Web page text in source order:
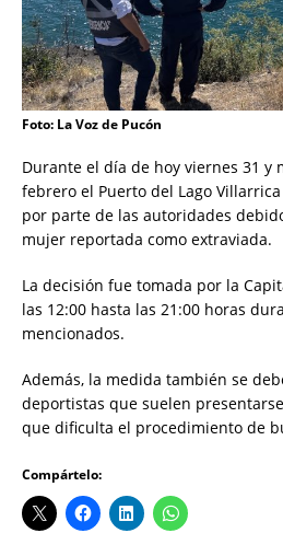
Foto: La Voz de Pucón
Durante el día de hoy viernes 31 y
febrero el Puerto del Lago
por parte de las autoridades
mujer reportada como extraviada.
La decisión fue tomada por la
las 12:00 hasta las 21:00 horas
mencionados.
Además, la medida también se
deportistas que suelen
que dificulta el procedimiento de
Compártelo: